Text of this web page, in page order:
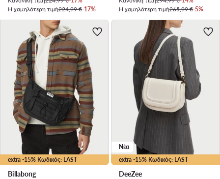
Η χαμηλότερη τιμή224,99 €-17%
Η χαμηλότερη τιμή265,99 €-5%
extra -15% Κωδικός: LAST
Billabong
extra -15% Κωδικός: LAST
Νέα
DeeZee